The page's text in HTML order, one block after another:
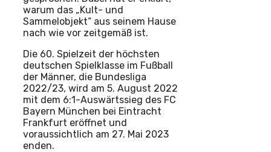
warum das „Kult- und
Sammelobjekt“ aus seinem Hause
nach wie vor zeitgemäß ist.
Die 60. Spielzeit der höchsten
deutschen Spielklasse im Fußball
der Männer, die Bundesliga
2022/23, wird am 5. August 2022
mit dem 6:1-Auswärtssieg des FC
Bayern München bei Eintracht
Frankfurt eröffnet und
voraussichtlich am 27. Mai 2023
enden.